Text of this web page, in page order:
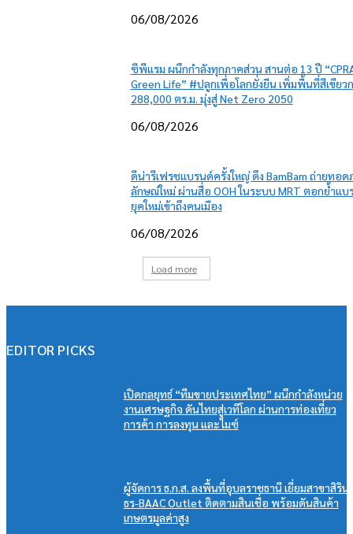
06/08/2026
ซีพีแรม ผนึกกำลังทุกภาคส่วน สานต่อ 13 ปี
Green Life” #ปลูกเพื่อโลกยั่งยืน เพิ่มพื้นที่สีเขียว
288,000 ตร.ม. มุ่งสู่ Net Zero 2050
06/08/2026
ดีน่ารีเฟรชแบรนด์ครั้งใหญ่ ดึง BamBam ถ่ายทอ
ลักษณ์ใหม่ ผ่านสื่อ OOH ในระบบ MRT ตอกย้ำแบ
ยุคใหม่เข้าถึงคนเมือง
06/08/2026
Load more
EDITOR PICKS
เปิดกลยุทธ์ “ทีมขายประเทศไทย” ผนึกกำลังหน่วย
งานเศรษฐกิจ ดันไทยสู่เวทีโลก ผ่านการท่องเที่ยว
การค้า การลงทุน และไมซ์
ผู้จัดการ ธ.ก.ส. ลงพื้นที่อุบลราชธานี เยี่ยมสาขาสิริน
ธร-BAAC Outlet ติดตามสินเชื่อ พร้อมดันสินค้า
เกษตรมูลค่าสูง